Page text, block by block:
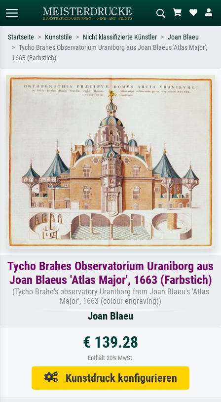
Standardsuche
oder Stilen – z.B. Monet,
Sternennacht, Impressionismus, Welle
Wiese, Abstrakt mit viel Rot, Dunkles
Ölgemälde, Stehender Akt neben einem
Startseite Kunststile Nicht klassifizierte Künstler
Joan Blaeu
Tycho Brahes Observatorium Uraniborg aus Joan Blaeus 'Atlas Major',
1663 (Farbstich)
Tycho Brahes Observatorium Uraniborg aus
Joan Blaeus 'Atlas Major', 1663 (Farbstich)
(Tycho Brahe's observatory Uraniborg from Joan Blaeu's 'Atlas
Major', 1663 (colour engraving))
Joan Blaeu
€ 139.28
Enthält 20% MwSt.
Kunstdruck konfigurieren